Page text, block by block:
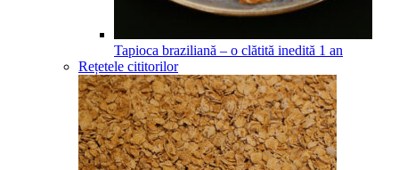
Tapioca braziliană – o clătită inedită 1 an
Rețetele cititorilor